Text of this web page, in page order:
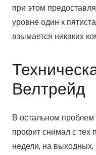
при этом
уровне один к
взымается никаких
Велтрейд
В остальном
профит снимал с тех
недели, на выходных,